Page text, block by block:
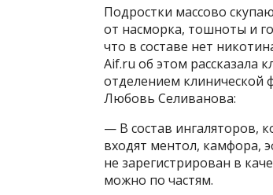
Подростки массово
от насморка, тошноты и
что в составе нет
Aif.ru об этом рассказала
отделением клинической
Любовь Селиванова:
— В состав ингаляторов,
входят ментол, камфора,
не зарегистрирован в
можно по частям.